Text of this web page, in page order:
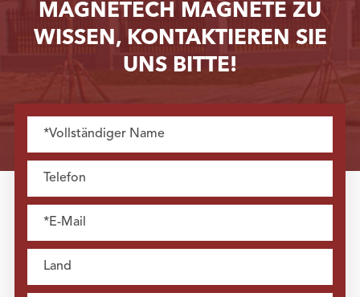
MAGNETECH MAGNETE ZU
WISSEN, KONTAKTIEREN SIE
UNS BITTE!